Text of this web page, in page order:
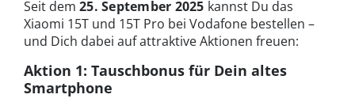
Seit dem 25. September 2025 kannst Du das
Xiaomi 15T und 15T Pro bei Vodafone bestellen –
und Dich dabei auf attraktive Aktionen freuen:
Aktion 1: Tauschbonus für Dein altes
Smartphone